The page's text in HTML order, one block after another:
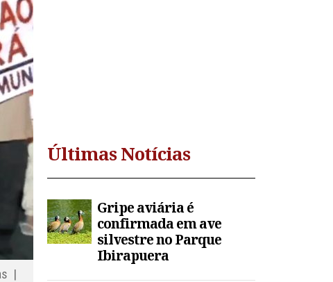
|
Últimas Notícias
Gripe aviária é
confirmada em ave
silvestre no Parque
Ibirapuera